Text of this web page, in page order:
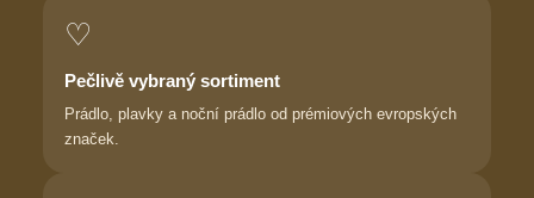
♡
Pečlivě vybraný sortiment
Prádlo, plavky a noční prádlo od prémiových evropských
značek.